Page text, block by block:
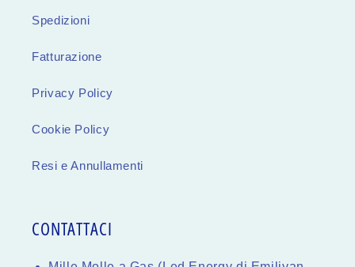
Spedizioni
Fatturazione
Privacy Policy
Cookie Policy
Resi e Annullamenti
CONTATTACI